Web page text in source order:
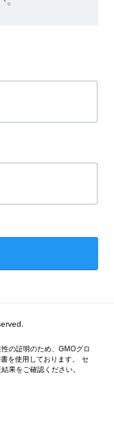
の証明のため、GMOグロ
を使用しております。 セ
果をご確認ください。